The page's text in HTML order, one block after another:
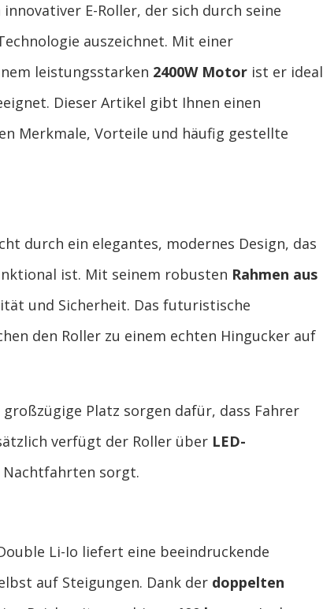
E-Roller, der sich durch seine
auszeichnet. Mit einer
leistungsstarken 2400W Motor ist er ideal
Dieser Artikel gibt Ihnen einen
Merkmale, Vorteile und häufig gestellte
durch ein elegantes, modernes Design, das
ist. Mit seinem robusten Rahmen aus
und Sicherheit. Das futuristische
den Roller zu einem echten Hingucker auf
Platz sorgen dafür, dass Fahrer
verfügt der Roller über LED-
sorgt.
Li-Io liefert eine beeindruckende
auf Steigungen. Dank der doppelten